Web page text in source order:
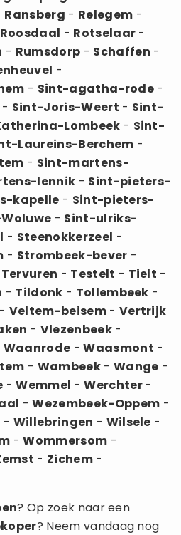
Ransberg - Relegem -
Roosdaal - Rotselaar -
- Rumsdorp - Schaffen -
-
- Sint-agatha-rode-
- Sint-Joris-Weert - Sint-
Lombeek - Sint-
Laureins-Berchem -
- Sint-martens-
lennik - Sint-pieters-
kapelle - Sint-pieters-
- Sint-ulriks-
- Steenokkerzeel -
- Strombeek-bever -
Tervuren - Testelt - Tielt -
- Tildonk - Tollembeek -
- Veltem-beisem- Vertrijk
- Vlezenbeek-
Waanrode -Waasmont -
- Wambeek- Wange -
-Wemmel -Werchter-
-Wezembeek-Oppem -
- Willebringen - Wilsele -
-Wommersom -
- Zichem-
? Op zoek naar een
? Neem vandaag nog